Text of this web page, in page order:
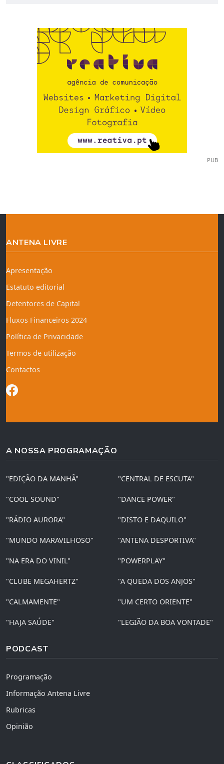
PUB
ANTENA LIVRE
Apresentação
Estatuto editorial
Detentores de Capital
Fluxos Financeiros 2024
Política de Privacidade
Termos de utilização
Contactos
A NOSSA PROGRAMAÇÃO
"EDIÇÃO DA MANHÃ" "CENTRAL DE ESCUTA"
"COOL SOUND" "DANCE POWER"
"RÁDIO AURORA" "DISTO E DAQUILO"
"MUNDO MARAVILHOSO" "ANTENA DESPORTIVA"
"NA ERA DO VINIL" "POWERPLAY"
"CLUBE MEGAHERTZ" "A QUEDA DOS ANJOS"
"CALMAMENTE" "UM CERTO ORIENTE"
"HAJA SAÚDE" "LEGIÃO DA BOA VONTADE"
PODCAST
Programação
Informação Antena Livre
Rubricas
Opinião